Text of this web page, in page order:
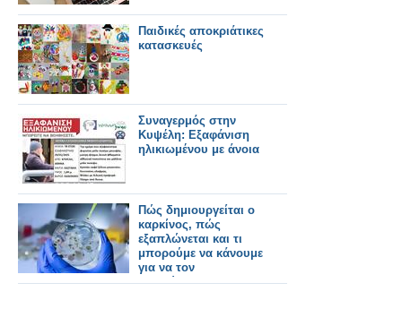
Παιδικές αποκριάτικες
κατασκευές
Συναγερμός στην
Κυψέλη: Εξαφάνιση
ηλικιωμένου με άνοια
Πώς δημιουργείται ο
καρκίνος, πώς
εξαπλώνεται και τι
μπορούμε να κάνουμε
για να τον
αποφύγουμε